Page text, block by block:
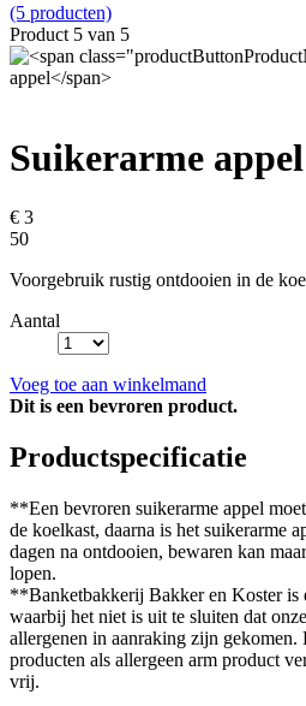
(5 producten)
Product 5 van 5
Suikerarme appel
€ 3
50
Voorgebruik rustig ontdooien in de
Aantal
Voeg toe aan winkelmand
Dit is een bevroren product.
Productspecificatie
**Een bevroren suikerarme appel
de koelkast, daarna is het suikerarme
dagen na ontdooien, bewaren kan
lopen.
**Banketbakkerij Bakker en Koster is
waarbij het niet is uit te sluiten dat
allergenen in aanraking zijn gekomen.
producten als allergeen arm product
vrij.